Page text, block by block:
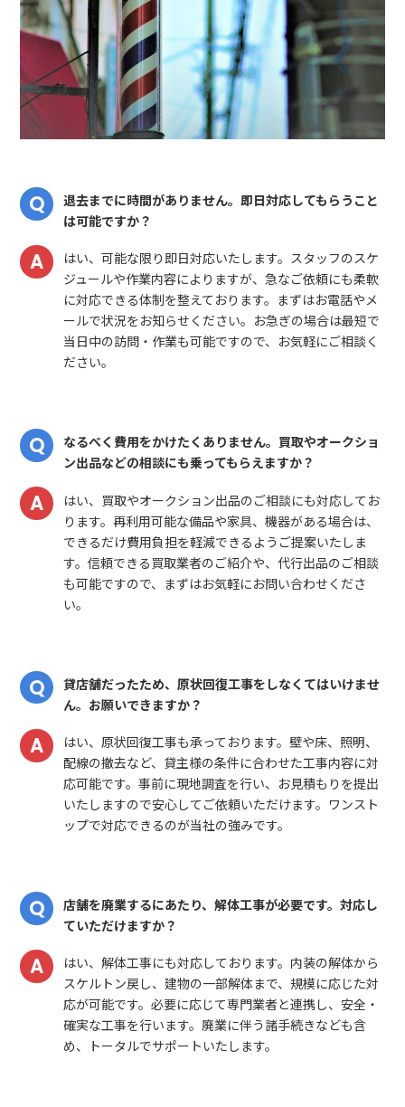
退去までに時間がありません。即日対応してもらうこと
は可能ですか？
はい、可能な限り即日対応いたします。スタッフのスケ
ジュールや作業内容によりますが、急なご依頼にも柔軟
に対応できる体制を整えております。まずはお電話やメ
ールで状況をお知らせください。お急ぎの場合は最短で
当日中の訪問・作業も可能ですので、お気軽にご相談く
ださい。
なるべく費用をかけたくありません。買取やオークショ
ン出品などの相談にも乗ってもらえますか？
はい、買取やオークション出品のご相談にも対応してお
ります。再利用可能な備品や家具、機器がある場合は、
できるだけ費用負担を軽減できるようご提案いたしま
す。信頼できる買取業者のご紹介や、代行出品のご相談
も可能ですので、まずはお気軽にお問い合わせくださ
い。
貸店舗だったため、原状回復工事をしなくてはいけませ
ん。お願いできますか？
はい、原状回復工事も承っております。壁や床、照明、
配線の撤去など、貸主様の条件に合わせた工事内容に対
応可能です。事前に現地調査を行い、お見積もりを提出
いたしますので安心してご依頼いただけます。ワンスト
ップで対応できるのが当社の強みです。
店舗を廃業するにあたり、解体工事が必要です。対応し
ていただけますか？
はい、解体工事にも対応しております。内装の解体から
スケルトン戻し、建物の一部解体まで、規模に応じた対
応が可能です。必要に応じて専門業者と連携し、安全・
確実な工事を行います。廃業に伴う諸手続きなども含
め、トータルでサポートいたします。